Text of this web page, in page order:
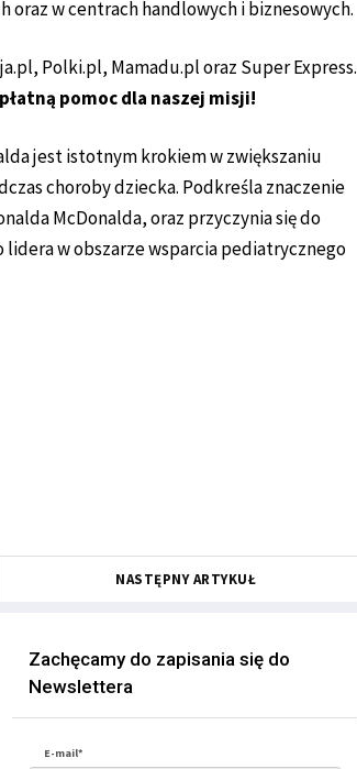
oraz w centrach handlowych i biznesowych.
Polki.pl, Mamadu.pl oraz Super Express.
pomoc dla naszej misji!
jest istotnym krokiem w zwiększaniu
choroby dziecka. Podkreśla znaczenie
McDonalda, oraz przyczynia się do
w obszarze wsparcia pediatrycznego
NASTĘPNY ARTYKUŁ
Zachęcamy do zapisania się do
Newslettera
E-mail*